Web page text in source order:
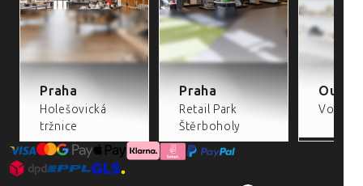
Praha
Holešovická
tržnice
Praha
Retail Park
Štěrboholy
Volta